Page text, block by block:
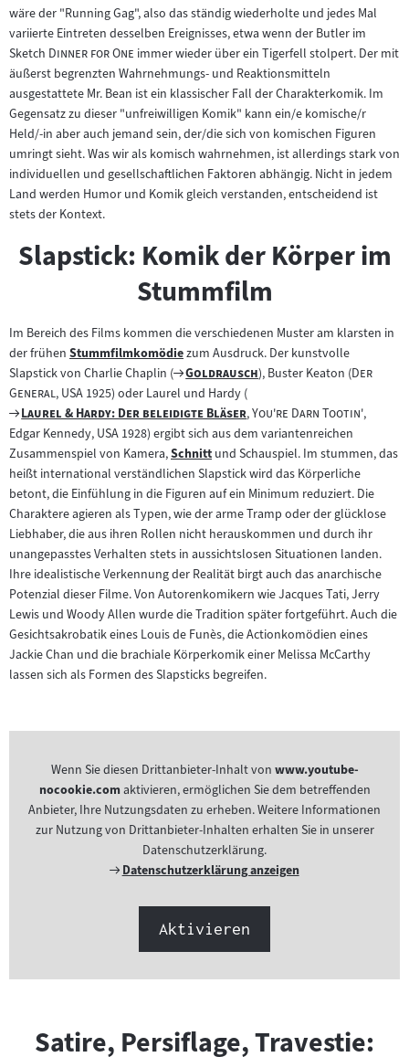
wäre der "Running Gag", also das ständig wiederholte und jedes Mal
variierte Eintreten desselben Ereignisses, etwa wenn der Butler im
Sketch "Dinner for One "immer wieder über ein Tigerfell stolpert. Der mit
äußerst begrenzten Wahrnehmungs- und Reaktionsmitteln
ausgestattete Mr. Bean ist ein klassischer Fall der Charakterkomik. Im
Gegensatz zu dieser "unfreiwilligen Komik" kann ein/e komische/r
Held/-in aber auch jemand sein, der/die sich von komischen Figuren
umringt sieht. Was wir als komisch wahrnehmen, ist allerdings stark von
individuellen und gesellschaftlichen Faktoren abhängig. Nicht in jedem
Land werden Humor und Komik gleich verstanden, entscheidend ist
stets der Kontext.
Slapstick: Komik der Körper im
Stummfilm
Im Bereich des Films kommen die verschiedenen Muster am klarsten in
der frühen Zum
Inhalt:
Stummfilmkomödiezum Ausdruck. Der kunstvolle
Slapstick von Charlie Chaplin (
Zum
Filmarchiv:
"
Goldrausch"
), Buster Keaton ("Der
General", USA 1925) oder Laurel und Hardy (
Zum
Filmarchiv:
"
Laurel & Hardy: Der beleidigte Bläser"
,"
You're Darn Tootin'",
Edgar Kennedy, USA 1928) ergibt sich aus dem variantenreichen
Zusammenspiel von Kamera,Zum
Inhalt:
Schnitt und Schauspiel. Im stummen, das
heißt international verständlichen Slapstick wird das Körperliche
betont, die Einfühlung in die Figuren auf ein Minimum reduziert. Die
Charaktere agieren als Typen, wie der arme Tramp oder der glücklose
Liebhaber, die aus ihren Rollen nicht herauskommen und durch ihr
unangepasstes Verhalten stets in aussichtslosen Situationen landen.
Ihre idealistische Verkennung der Realität birgt auch das anarchische
Potenzial dieser Filme. Von Autorenkomikern wie Jacques Tati, Jerry
Lewis und Woody Allen wurde die Tradition später fortgeführt. Auch die
Gesichtsakrobatik eines Louis de Funès, die Actionkomödien eines
Jackie Chan und die brachiale Körperkomik einer Melissa McCarthy
lassen sich als Formen des Slapsticks begreifen.
Wenn Sie diesen Drittanbieter-Inhalt von www.youtube-
nocookie.comaktivieren, ermöglichen Sie dem betreffenden
Anbieter, Ihre Nutzungsdaten zu erheben. Weitere Informationen
zur Nutzung von Drittanbieter-Inhalten erhalten Sie in unserer
Datenschutzerklärung.
Externer
Datenschutzerklärung anzeigen
Aktivieren
Satire, Persiflage, Travestie: